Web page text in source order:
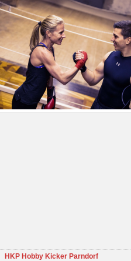
HKP Hobby Kicker Parndorf